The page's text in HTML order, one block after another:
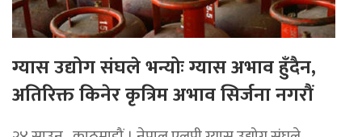
ग्यास उद्योग संघले भन्योः ग्यास अभाव हुँदैन,
अतिरिक्त किनेर कृत्रिम अभाव सिर्जना नगरौं